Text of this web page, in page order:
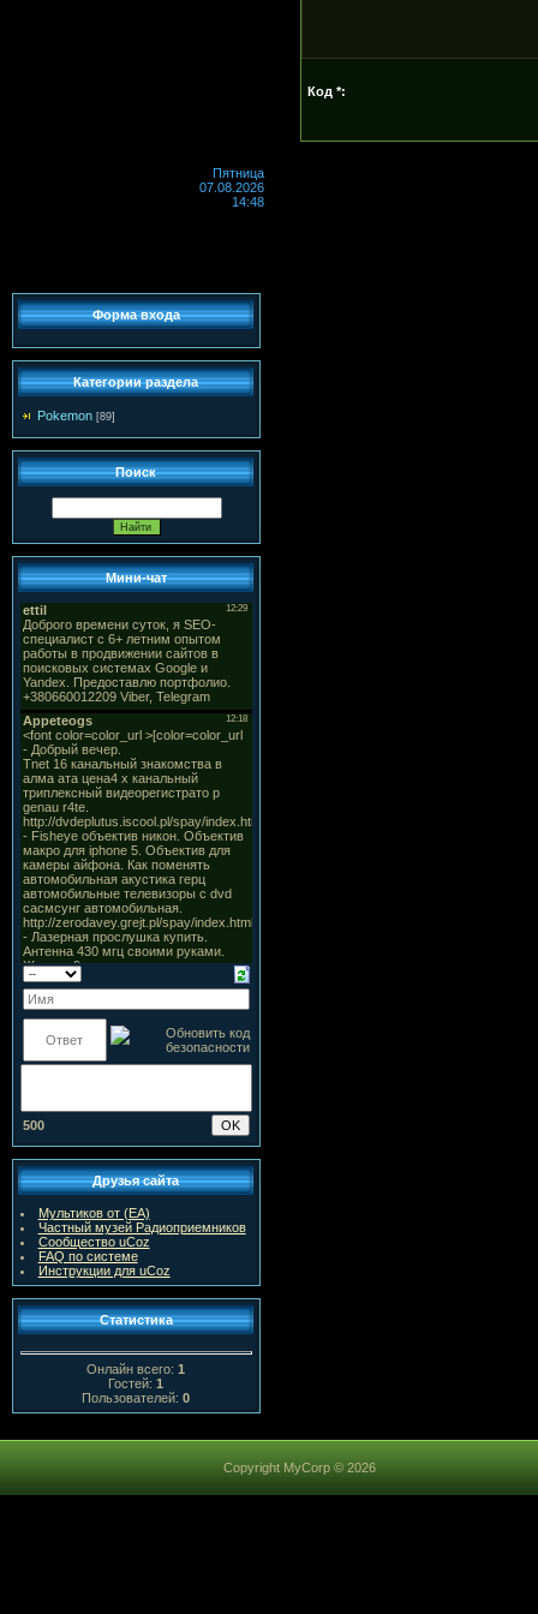
Код *:
Пятница
07.08.2026
14:48
Форма входа
Категории раздела
Pokemon [89]
Поиск
Мини-чат
500
Друзья сайта
Мультиков от (ЕА)
Частный музей Радиоприемников
Сообщество uCoz
FAQ по системе
Инструкции для uCoz
Статистика
Онлайн всего:1
Гостей:1
Пользователей:0
Copyright MyCorp © 2026